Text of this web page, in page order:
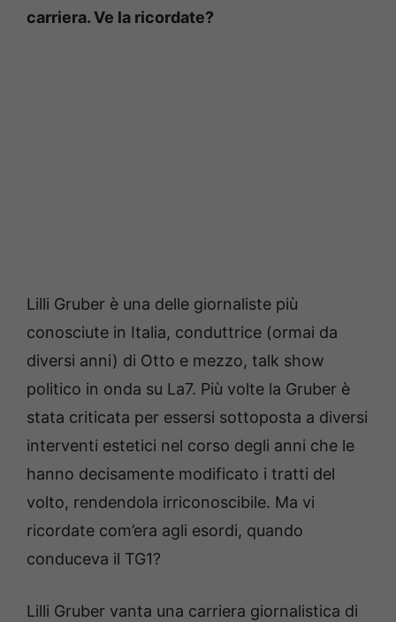
carriera. Ve la ricordate?
Lilli Gruber è una delle giornaliste più
conosciute in Italia, conduttrice (ormai da
diversi anni) di Otto e mezzo, talk show
politico in onda su La7. Più volte la Gruber è
stata criticata per essersi sottoposta a diversi
interventi estetici nel corso degli anni che le
hanno decisamente modificato i tratti del
volto, rendendola irriconoscibile. Ma vi
ricordate com’era agli esordi, quando
conduceva il TG1?
Lilli Gruber vanta una carriera giornalistica di